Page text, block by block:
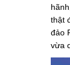
thật
đảo
vừa